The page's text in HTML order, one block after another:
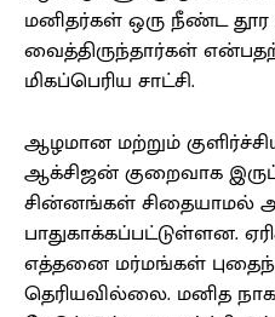
மனிதர்கள் ஒரு நீண்ட
வைத்திருந்தார்கள்
மிகப்பெரிய சாட்சி.
ஆழமான மற்றும்
ஆக்சிஜன் குறைவாக
சின்னங்கள் சிதையாமல்
பாதுகாக்கப்பட்டுள்ளன.
எத்தனை மர்மங்கள்
தெரியவில்லை. மனித